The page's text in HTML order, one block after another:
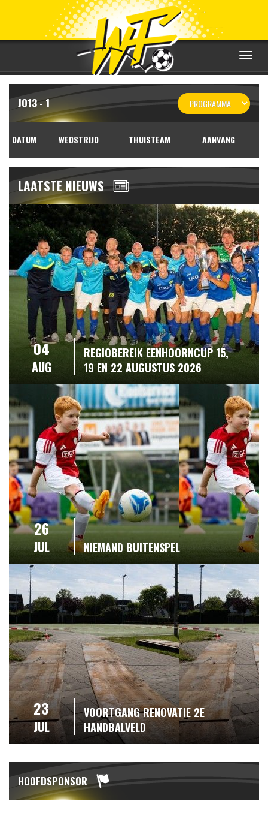
Toggle
JO13 - 1
DATUM WEDSTRIJD THUISTEAM AANVANG
LAATSTE NIEUWS
04
AUG
REGIOBEREIK EENHOORNCUP 15,
19 EN 22 AUGUSTUS 2026
26
JUL NIEMAND BUITENSPEL
23
JUL
VOORTGANG RENOVATIE 2E
HANDBALVELD
HOOFDSPONSOR